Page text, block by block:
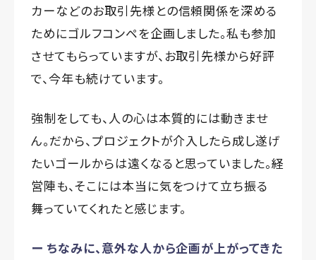
カーなどのお取引先様との信頼関係を深める
ためにゴルフコンペを企画しました。私も参加
させてもらっていますが、お取引先様から好評
で、今年も続けています。
強制をしても、人の心は本質的には動きませ
ん。だから、プロジェクトが介入したら成し遂げ
たいゴールからは遠くなると思っていました。経
営陣も、そこには本当に気をつけて立ち振る
舞っていてくれたと感じます。
ー ちなみに、意外な人から企画が上がってきた